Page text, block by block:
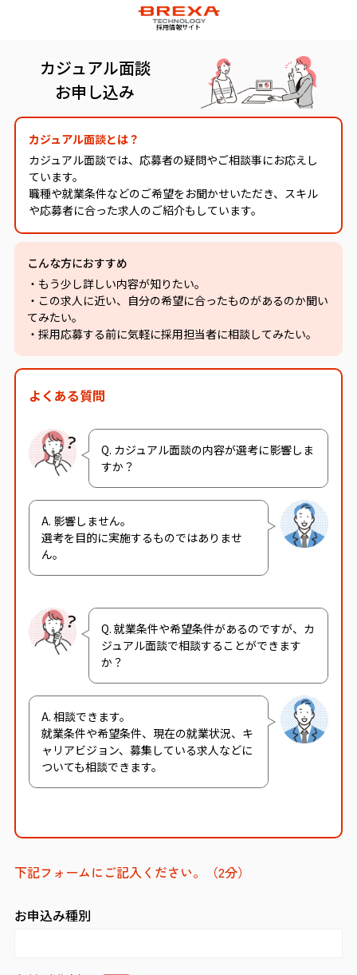
採用情報サイト
カジュアル面談
お申し込み
カジュアル面談とは？
カジュアル面談では、応募者の疑問やご相談事にお応えし
ています。
職種や就業条件などのご希望をお聞かせいただき、スキル
や応募者に合った求人のご紹介もしています。
こんな方におすすめ
・もう少し詳しい内容が知りたい。
・この求人に近い、自分の希望に合ったものがあるのか聞い
てみたい。
・採用応募する前に気軽に採用担当者に相談してみたい。
よくある質問
Q. カジュアル面談の内容が選考に影響しま
すか？
A. 影響しません。
選考を目的に実施するものではありませ
ん。
Q. 就業条件や希望条件があるのですが、カ
ジュアル面談で相談することができます
か？
A. 相談できます。
就業条件や希望条件、現在の就業状況、キ
ャリアビジョン、募集している求人などに
ついても相談できます。
下記フォームにご記入ください。（2分）
お申込み種別